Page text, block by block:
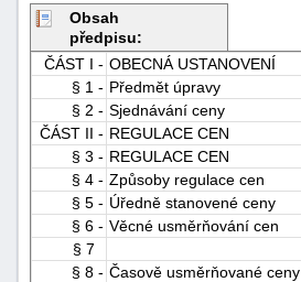
Obsah
předpisu:
ČÁST I - OBECNÁ USTANOVENÍ
§ 1 - Předmět úpravy
§ 2 - Sjednávání ceny
ČÁST II - REGULACE CEN
§ 3 - REGULACE CEN
§ 4 - Způsoby regulace cen
§ 5 - Úředně stanovené ceny
§ 6 - Věcné usměrňování cen
§ 7
§ 8 - Časově usměrňované ceny